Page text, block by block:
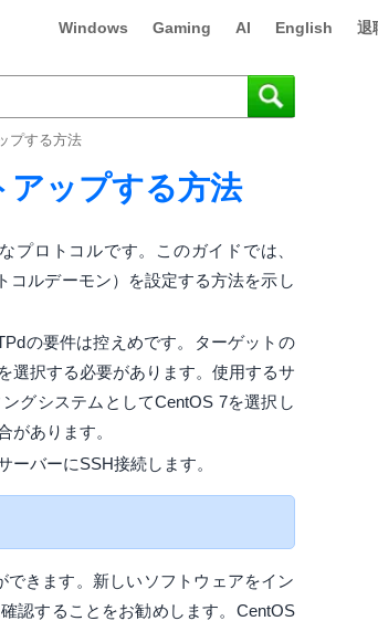
Windows Gaming AI English 退
プする方法
ップする方法
プロトコルです。このガイドでは、
コルデーモン）を設定する方法を示し
の要件は控えめです。ターゲットの
選択する必要があります。使用するサ
グシステムとしてCentOS 7を選択し
があります。
バーにSSH接続します。
きます。新しいソフトウェアをイン
認することをお勧めします。CentOS